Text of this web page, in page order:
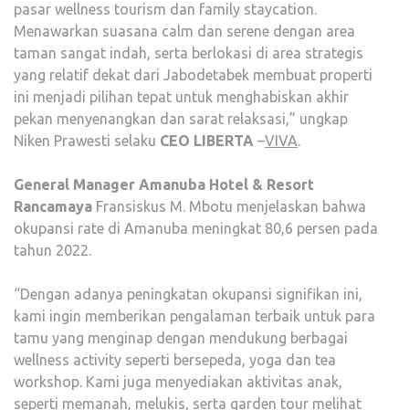
pasar wellness tourism dan family staycation.
Menawarkan suasana calm dan serene dengan area
taman sangat indah, serta berlokasi di area strategis
yang relatif dekat dari Jabodetabek membuat properti
ini menjadi pilihan tepat untuk menghabiskan akhir
pekan menyenangkan dan sarat relaksasi,” ungkap
Niken Prawesti selaku CEO LIBERTA –VIVA.
General Manager Amanuba Hotel & Resort
Rancamaya Fransiskus M. Mbotu menjelaskan bahwa
okupansi rate di Amanuba meningkat 80,6 persen pada
tahun 2022.
“Dengan adanya peningkatan okupansi signifikan ini,
kami ingin memberikan pengalaman terbaik untuk para
tamu yang menginap dengan mendukung berbagai
wellness activity seperti bersepeda, yoga dan tea
workshop. Kami juga menyediakan aktivitas anak,
seperti memanah, melukis, serta garden tour melihat